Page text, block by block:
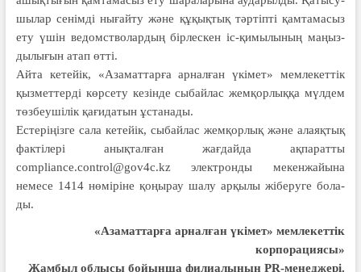
шылар сенімді нығайту және құқық­тық тәртіпті қамтамасыз
ету үшін ведом­ство­лардың бірлескен іс-қимылының маңыз­
дылығын атап өтті.
Айта кетейік, «Азаматтарға арнал­ған үкімет» мемлекеттік
қызмет­тер­ді көрсету кезінде сыбайлас жем­­қорлыққа мүлдем
төзбеушілік қағи­да­тын ұстанады.
Естеріңізге сала кетейік, сыбайлас жем­қорлық және алаяқтық
фактілері анық­талған жағдайда ақпаратты
compliance.control@gov4c.kz электрон­ды мекенжайына
немесе 1414 нөміріне қоңы­рау шалу арқылы жіберуге бола­
ды.
«Азаматтарға арналған үкімет» мемлекеттік
корпорациясы»
Жамбыл облысы бойынша филиалының PR-менеджері.